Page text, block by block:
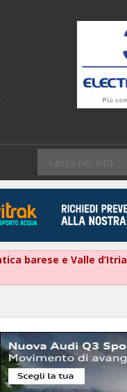
barese e Valle d’Itria